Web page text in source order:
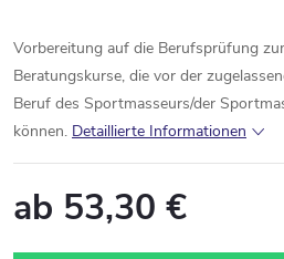
Vorbereitung auf die Berufsprüfung
Beratungskurse, die vor der
Beruf des Sportmasseurs/der
können. Detaillierte Informationen
ab 53,30 €